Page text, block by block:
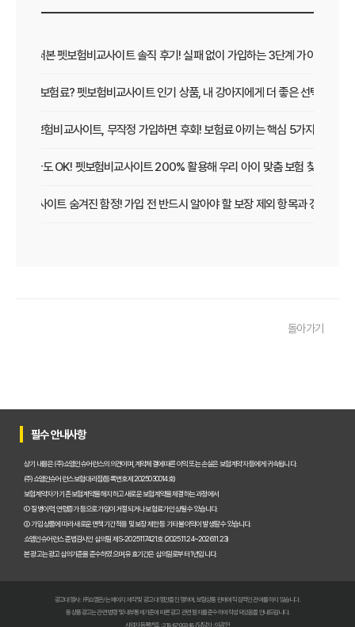
직접 써본 펫보험비교사이트 솔직 후기! 실패 없이 가입하는 3단계 가이드
보장 vs 보험료? 펫보험비교사이트 인기 상품, 내 강아지에게 더 좋은 선택은?
펫보험비교사이트, 무작정 가입하면 후회! 보험료 아끼는 핵심 5가지
초보 집사도 OK! 펫보험비교사이트 200% 활용해 우리 아이 맞춤 보험 찾는 법
험비교사이트 숨겨진 함정! 가입 전 반드시 알아야 할 보장 제외 항목과 갱신 조건
펫보험비교사이트, 평점만 보고 고르면 후회? 진짜 중요한 차이점은?
펫보험비교사이트, A사와 B사 어디가 더 유리할까?
펫보험비교사이트 이용 전 필수! 놓치면 후회할 3가지 체크리스트
펫보험비교사이트, 내 반려동물에게 꼭 맞는 선택 기준은?
펫보험비교사이트 현명하게 고르는 법: 보장 범위별 주요 서비스 비교 분석
돌아가기
필수 안내사항
상기 내용은 (주)쇼엠인슈어런스의 의견이며, 계약체결에 따른 이익 또는 손실은 보험계약자 등에게 귀속됩니다.
(주)쇼엠인슈어런스 보험대리점(등록번호 제2025030014호)
보험계약자가 기존 보험계약을 해지하고 새로운 보험계약을 체결하는 과정에서
① 질병이력, 연령증가 등으로 가입이 거절되거나 보험료가 인상될 수 있습니다.
② 가입 상품에 따라 새로운 면책기간 적용 및 보장 제한 등 기타 불이익이 발생할 수 있습니다.
쇼엠인슈어런스 준법감시인 심의필 제S-2025117421호 (2025.11.24~2026.11.23)
본 광고는 광고심의기준을 준수하였으며, 유효기간은 심의일로부터 1년입니다.
광고대행사 : ㈜쇼엠은/는 페이지 제작 및 광고 대행만을 진행하며, 보험상품 판매에 직접적인 관여를 하지 않습니다.
동 상품광고는 관련 법령 및 내부통제기준에 따른 광고 관련 절차를 준수하여 작성되었음을 안내드립니다.
사업자등록번호 : 318-87-00348 | 담당자 : 이광헌